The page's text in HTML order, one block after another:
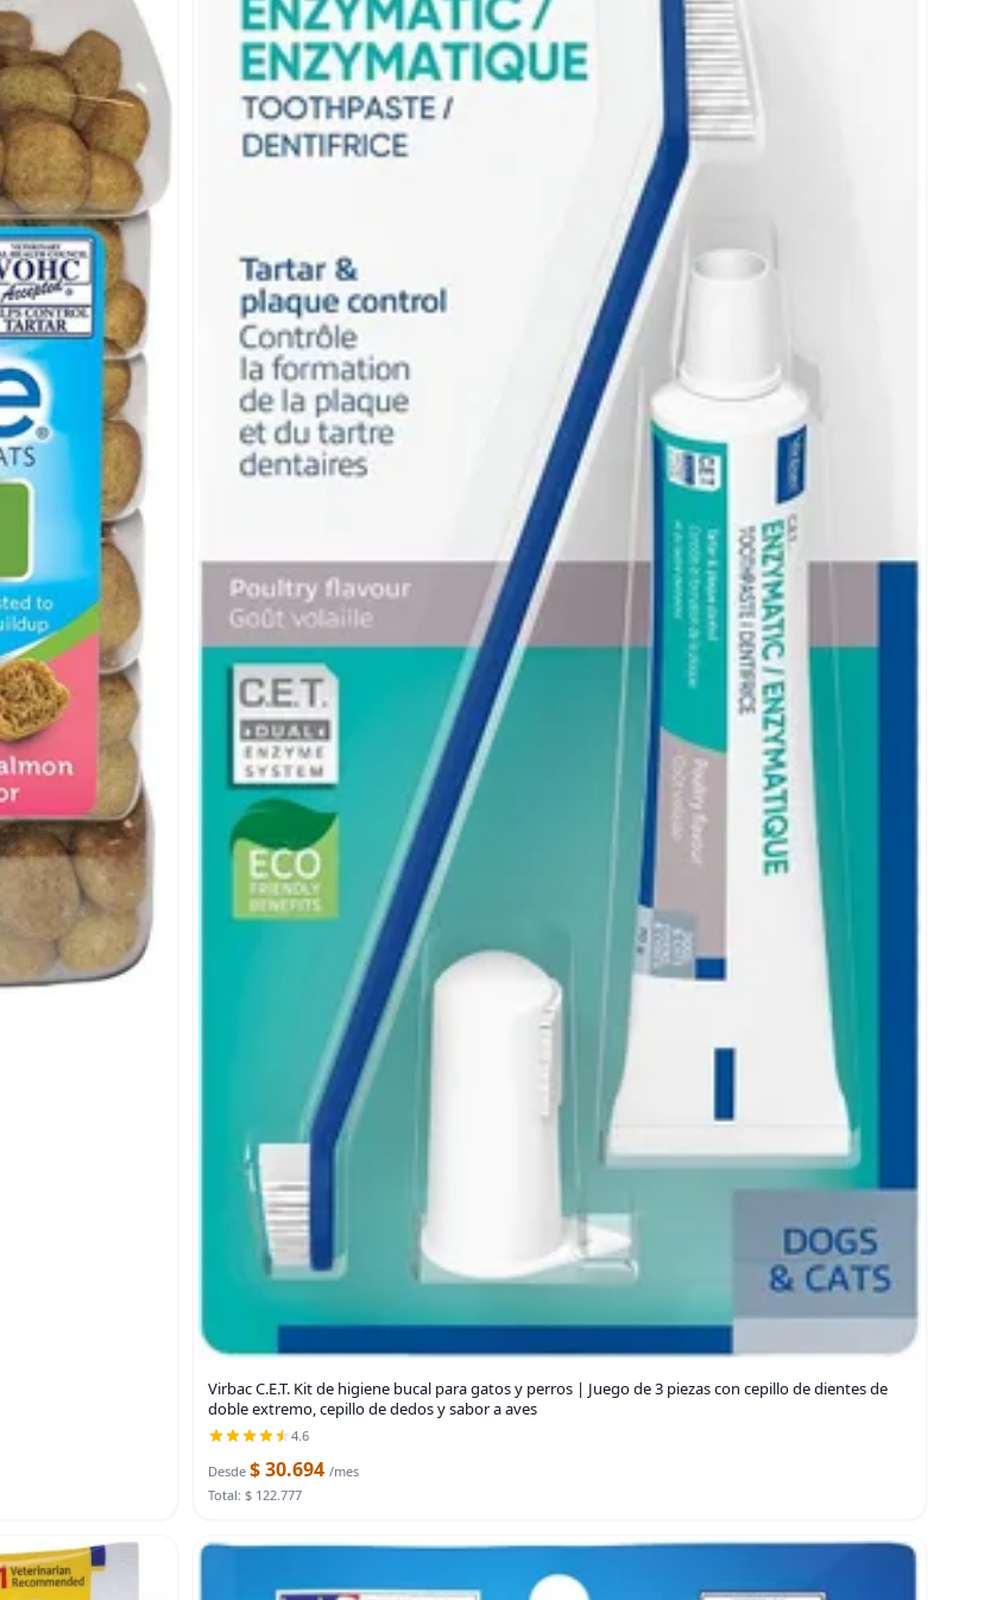
Virbac C.E.T. Kit de higiene bucal para gatos y perros | Juego de 3 piezas con cepillo de dientes de
doble extremo, cepillo de dedos y sabor a aves
4.6
Desde $ 30.694 /mes
Total: $ 122.777